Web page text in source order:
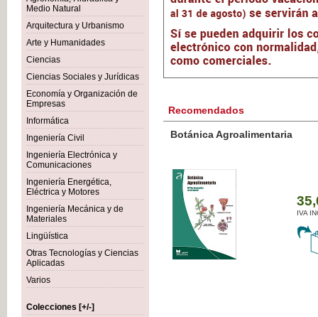
Medio Natural
Arquitectura y Urbanismo
Arte y Humanidades
Ciencias
Ciencias Sociales y Jurídicas
Economía y Organización de
Empresas
Informática
Ingeniería Civil
Ingeniería Electrónica y
Comunicaciones
Ingeniería Energética,
Eléctrica y Motores
Ingeniería Mecánica y de
Materiales
Lingüística
Otras Tecnologías y Ciencias
Aplicadas
Varios
Colecciones [+/-]
Recomendados
Botánica Agroalimentaria
IVA